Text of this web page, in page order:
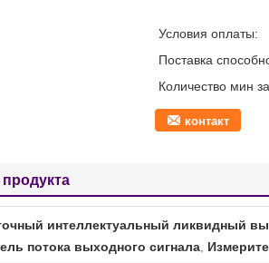
Условия оплаты:
Поставка
Количество мин
контакт
интеллектуальный ликвидный
потока выходного сигнала